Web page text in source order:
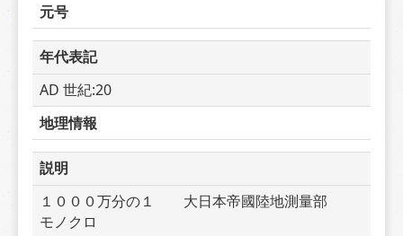
元号
年代表記
AD 世紀:20
地理情報
説明
１０００万分の１　　大日本帝國陸地測量部
モノクロ